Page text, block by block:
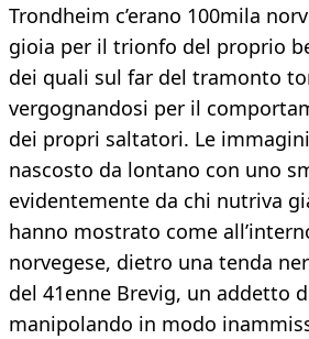
Trondheim c’erano 100mila
gioia per il trionfo del proprio
dei quali sul far del tramonto
vergognandosi per il
dei propri saltatori. Le
nascosto da lontano con uno
evidentemente da chi nutriva
hanno mostrato come
norvegese, dietro una tenda
del 41enne Brevig, un addetto
manipolando in modo